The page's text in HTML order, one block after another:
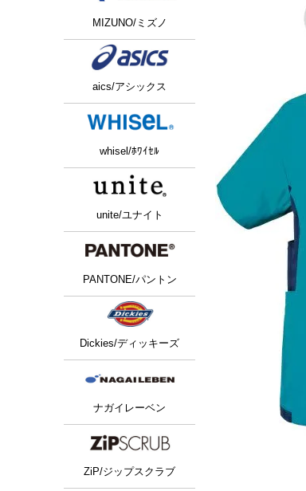
MIZUNO/ミズノ
aics/アシックス
whisel/ﾎﾜｲｾﾙ
unite/ユナイト
PANTONE/パントン
Dickies/ディッキーズ
ナガイレーベン
ZiP/ジップスクラブ